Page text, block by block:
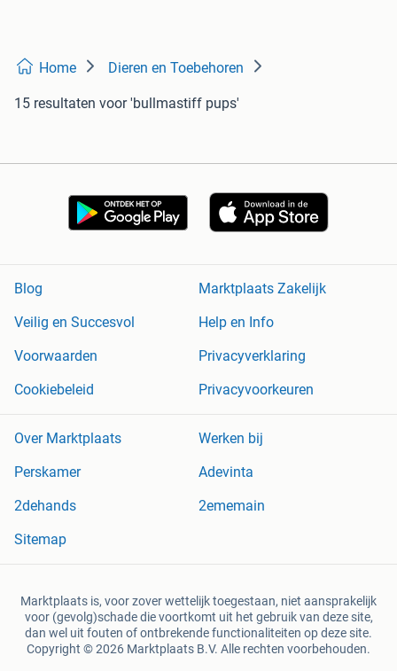
Home Dieren en Toebehoren
15 resultaten voor 'bullmastiff pups'
Blog
Marktplaats Zakelijk
Veilig en Succesvol
Help en Info
Voorwaarden
Privacyverklaring
Cookiebeleid
Privacyvoorkeuren
Over Marktplaats
Werken bij
Perskamer
Adevinta
2dehands
2ememain
Sitemap
Marktplaats is, voor zover wettelijk toegestaan, niet aansprakelijk
voor (gevolg)schade die voortkomt uit het gebruik van deze site,
dan wel uit fouten of ontbrekende functionaliteiten op deze site.
Copyright © 2026 Marktplaats B.V. Alle rechten voorbehouden.